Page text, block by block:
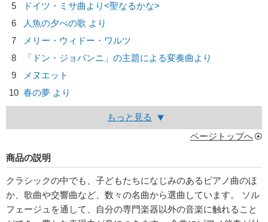
5
ドイツ・ミサ曲より<聖なるかな>
6
人魚の夕べの歌 より
7
メリー・ウィドー・ワルツ
8
「ドン・ジョバンニ」の主題による変奏曲より
9
メヌエット
10 春の夢 より
もっと見る
ページトップへ
商品の説明
クラシックの中でも、子どもたちになじみのあるピアノ曲のほ
か、歌曲や交響曲など、数々の名曲から選曲しています。 ソル
フェージュを通して、自分の専門楽器以外の音楽に触れること